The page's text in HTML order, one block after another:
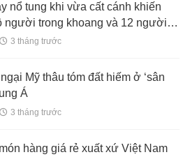
nổ tung khi vừa cất cánh khiến
người trong khoang và 12 người
đất thiệt mạng: Hé lộ thảm kịch
3 tháng trước
Mỹ thâu tóm đất hiếm ở ‘sân
Á
3 tháng trước
hàng giá rẻ xuất xứ Việt Nam